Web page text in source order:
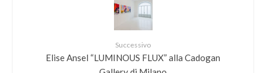
Successivo
Elise Ansel “LUMINOUS FLUX” alla Cadogan